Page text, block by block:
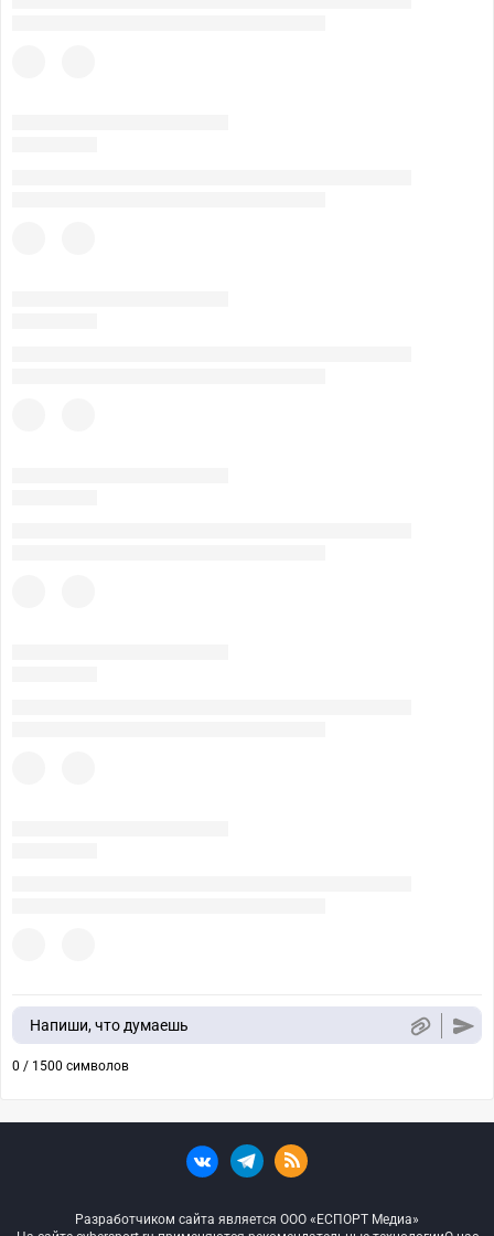
Напиши, что думаешь
0 / 1500 символов
Разработчиком сайта является ООО «ЕСПОРТ Медиа»